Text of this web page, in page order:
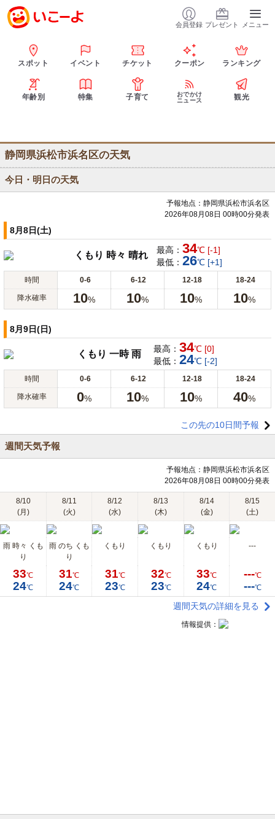
会員登録 プレゼント メニュー
スポット イベント チケット クーポン ランキング
年齢別 特集 子育て
おでかけ
ニュース
観光
静岡県浜松市浜名区の天気
今日・明日の天気
予報地点：静岡県浜松市浜名区
2026年08月08日 00時00分発表
8月8日(土)
くもり 時々 晴れ 最高： 34℃ [-1]
最低： 26℃ [+1]
時間 0-6 6-12 12-18 18-24
降水確率 10% 10% 10% 10%
8月9日(日)
くもり 一時 雨 最高： 34℃ [0]
最低： 24℃ [-2]
時間 0-6 6-12 12-18 18-24
降水確率 0% 10% 10% 40%
この先の10日間予報
週間天気予報
予報地点：静岡県浜松市浜名区
2026年08月08日 00時00分発表
8/10
(月)
8/11
(火)
8/12
(水)
8/13
(木)
8/14
(金)
8/15
(土)
雨 時々 くも
り
雨 のち くも
り
くもり くもり くもり ---
33℃
24℃
31℃
24℃
31℃
23℃
32℃
23℃
33℃
24℃
---℃
---℃
週間天気の詳細を見る
情報提供：